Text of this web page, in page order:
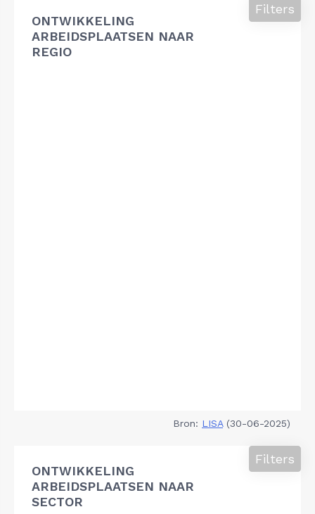
ONTWIKKELING
ARBEIDSPLAATSEN NAAR
REGIO
Filters
Bron: LISA(30-06-2025)
ONTWIKKELING
ARBEIDSPLAATSEN NAAR
SECTOR
Filters